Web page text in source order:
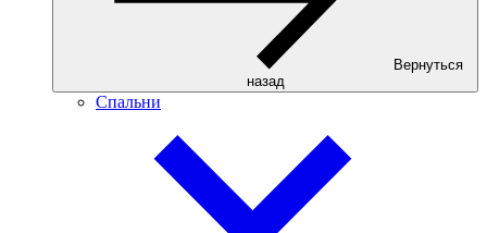
Вернуться
назад
Спальни